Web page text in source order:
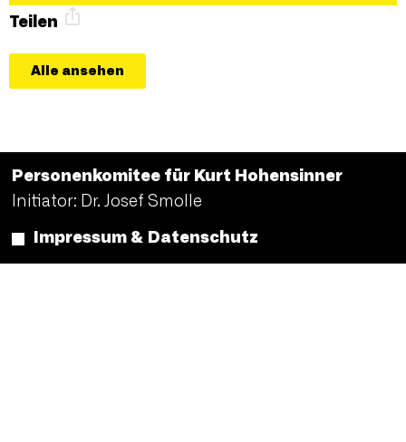
Teilen
Alle ansehen
Personenkomitee für Kurt Hohensinner
Initiator: Dr. Josef Smolle
Impressum & Datenschutz